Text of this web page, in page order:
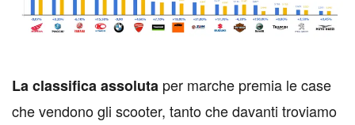
La classifica assoluta per marche premia le case
che vendono gli scooter, tanto che davanti troviamo